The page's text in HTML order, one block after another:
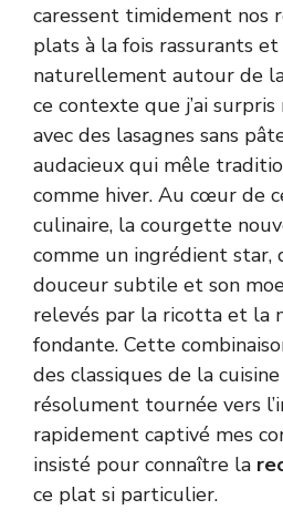
caressent timidement nos
plats à la fois rassurants et
naturellement autour de la
ce contexte que j’ai
avec des lasagnes sans
audacieux qui mêle
comme hiver. Au cœur de
culinaire, la courgette
comme un ingrédient star,
douceur subtile et son
relevés par la ricotta et la
fondante. Cette
des classiques de la
résolument tournée vers
rapidement captivé mes
insisté pour connaître la
ce plat si particulier.